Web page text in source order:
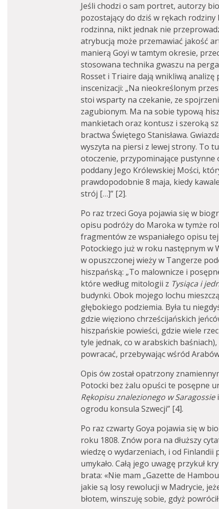
Jeśli chodzi o sam portret, autorzy
pozostający do dziś w rękach
rodzinna, nikt jednak nie
atrybucją może przemawiać jakość
manierą Goyi w tamtym okresie,
stosowana technika gwaszu na
Rosset i Triaire dają wnikliwą
inscenizacji: „Na nieokreślonym
stoi wsparty na czekanie, ze
zagubionym. Ma na sobie typową
mankietach oraz kontusz i szeroką
bractwa Świętego Stanisława.
wyszyta na piersi z lewej strony. To
otoczenie, przypominające
poddany Jego Królewskiej Mości,
prawdopodobnie 8 maja, kiedy
strój […]” [2].
Po raz trzeci Goya pojawia się w
opisu podróży do Maroka w tymże
fragmentów ze wspaniałego opisu
Potockiego już w roku następnym w
w opuszczonej wieży w Tangerze
hiszpańską: „To malownicze i
które według mitologii z Tysiąca i
budynki. Obok mojego lochu
głębokiego podziemia. Była tu
gdzie więziono chrześcijańskich
hiszpańskie powieści, gdzie wiele
tyle jednak, co w arabskich
powracać, przebywając wśród
Opis ów został opatrzony
Potocki bez żalu opuści te posępne
Rękopisu znalezionego w Saragossiei
ogrodu konsula Szwecji” [4].
Po raz czwarty Goya pojawia się w
roku 1808. Znów pora na dłuższy
wiedzę o wydarzeniach, i od
umykało. Całą jego uwagę przykuł
brata: «Nie mam „Gazette de
jakie są losy rewolucji w Madrycie,
błotem, winszuję sobie, gdyż